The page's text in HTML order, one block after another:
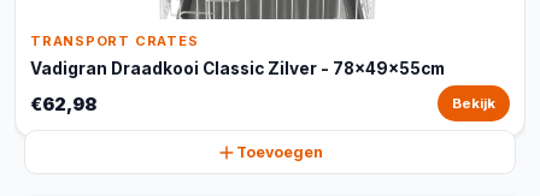
TRANSPORT CRATES
Vadigran Draadkooi Classic Zilver - 78x49x55cm
€62,98 Bekijk
Toevoegen